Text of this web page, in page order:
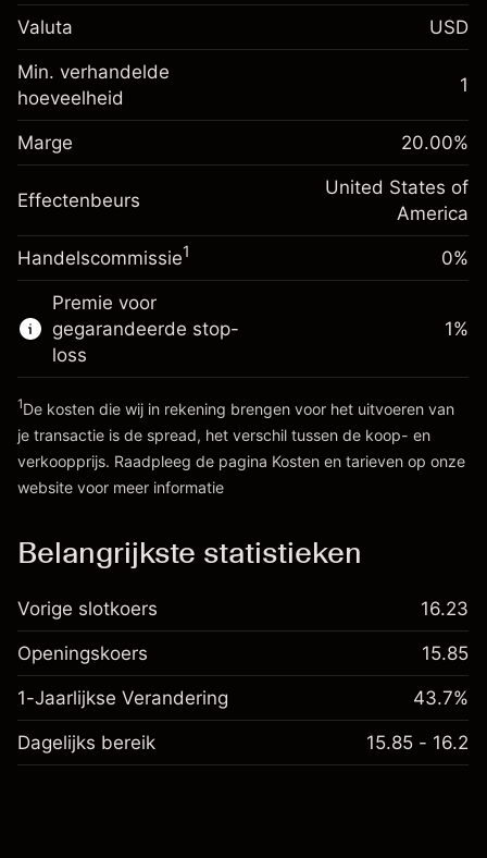
Renteaanpassing voor
Kosten voor de volledige
waarde van de positie
-0.021568
%
Positiegrootte met hefboom ~$5,000.00
Bedrag van hefboom ~
Ga naar het platform
Marge. Uw investering
het nachtelijk aanhouden
waarde van de positie
-0.000654
%
(-$0.03)
Positiegrootte met hefboom ~$5,000.00
Bedrag van hefboom ~
Ga naar het platform
Valuta USD
Min. verhandelde
hoeveelheid
1
Marge 20.00%
Effectenbeurs
United States of
America
Handelscommissie1 0%
Premie voor
gegarandeerde stop-
loss
1%
1De kosten die wij in rekening brengen voor het uitvoeren van
je transactie is de spread, het verschil tussen de koop- en
verkoopprijs. Raadpleeg de pagina Kosten en tarieven op onze
website voor meer informatie
Belangrijkste statistieken
Vorige slotkoers 16.23
Openingskoers 15.85
1-Jaarlijkse Verandering 43.7%
Dagelijks bereik 15.85 - 16.2